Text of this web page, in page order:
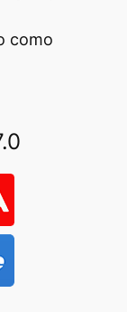
como